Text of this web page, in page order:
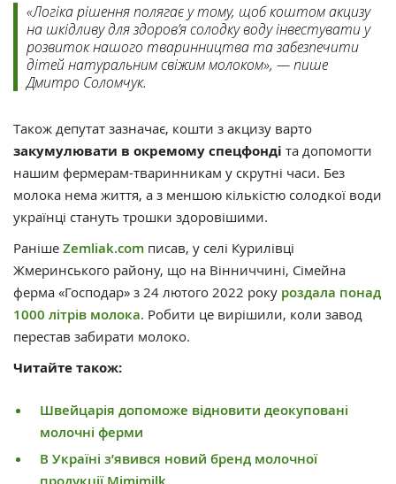
«Логіка рішення полягає у тому, щоб коштом акцизу
на шкідливу для здоров’я солодку воду інвестувати у
розвиток нашого тваринництва та забезпечити
дітей натуральним свіжим молоком», — пише
Дмитро Соломчук.
Також депутат зазначає, кошти з акцизу варто
закумулювати в окремому спецфонді та допомогти
нашим фермерам-тваринникам у скрутні часи. Без
молока нема життя, а з меншою кількістю солодкої води
українці стануть трошки здоровішими.
Раніше Zemliak.com писав, у селі Курилівці
Жмеринського району, що на Вінниччині, Сімейна
ферма «Господар» з 24 лютого 2022 року роздала понад
1000 літрів молока. Робити це вирішили, коли завод
перестав забирати молоко.
Читайте також:
Швейцарія допоможе відновити деокуповані
молочні ферми
В Україні з’явився новий бренд молочної